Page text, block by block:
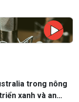
trong nông
xanh và an